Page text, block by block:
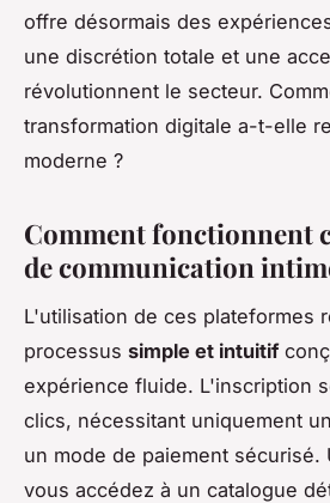
offre désormais des
une discrétion totale et une
révolutionnent le secteur.
transformation digitale a-t-elle
moderne ?
Comment fonctionnent
de communication
L'utilisation de ces plateformes
processus simple et intuitif
expérience fluide. L'inscription
clics, nécessitant uniquement
un mode de paiement sécurisé.
vous accédez à un catalogue